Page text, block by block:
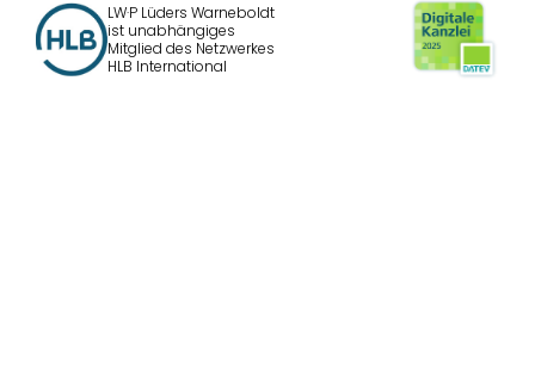
LW·P Lüders Warneboldt
ist unabhängiges
Mitglied des Netzwerkes
HLB International